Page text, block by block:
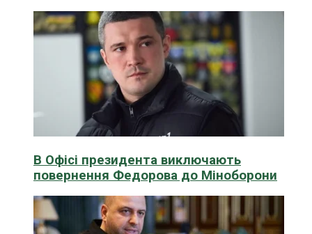
В Офісі президента виключають
повернення Федорова до Міноборони